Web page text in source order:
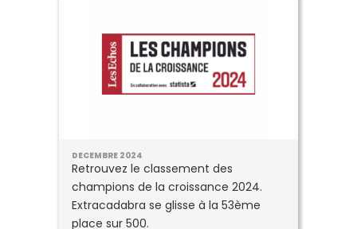
DECEMBRE 2024
Retrouvez le classement des
champions de la croissance 2024.
Extracadabra se glisse à la 53ème
place sur 500.